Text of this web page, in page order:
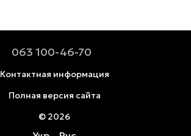
063 100-46-70
Контактная информация
Полная версия сайта
© 2026